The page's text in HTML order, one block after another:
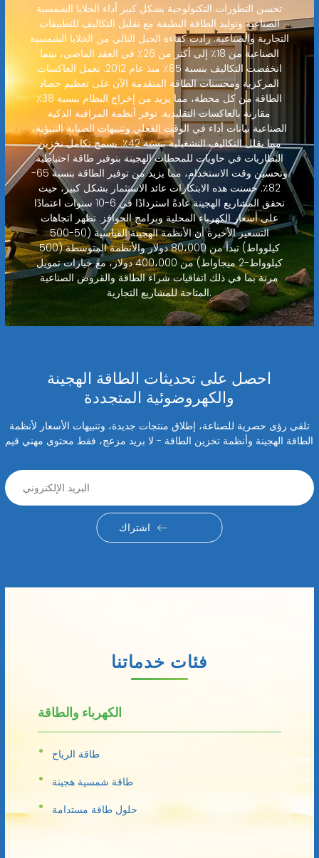
تحسن التطورات التكنولوجية بشكل كبير أداء الخلايا الشمسية
الصناعية وتوليد الطاقة النظيفة مع تقليل التكاليف للتطبيقات
التجارية والصناعية. زادت كفاءة الجيل التالي من الخلايا الشمسية
الصناعية من 18٪ إلى أكثر من 26٪ في العقد الماضي، بينما
انخفضت التكاليف بنسبة 85٪ منذ عام 2012. تعمل العاكسات
المركزية ومحسنات الطاقة المتقدمة الآن على تعظيم حصاد
الطاقة من كل محطة، مما يزيد من إخراج النظام بنسبة 38٪
مقارنة بالعاكسات التقليدية. توفر أنظمة المراقبة الذكية
الصناعية بيانات أداء في الوقت الفعلي وتنبيهات الصيانة التنبؤية،
مما يقلل التكاليف التشغيلية بنسبة 42٪. يسمح تكامل تخزين
البطاريات في حاويات للمحطات الهجينة بتوفير طاقة احتياطية
وتحسين وقت الاستخدام، مما يزيد من توفير الطاقة بنسبة 65-
82٪. حسنت هذه الابتكارات عائد الاستثمار بشكل كبير، حيث
تحقق المشاريع الهجينة عادةً استردادًا في 6-10 سنوات اعتمادًا
على أسعار الكهرباء المحلية وبرامج الحوافز. تظهر اتجاهات
التسعير الأخيرة أن الأنظمة الهجينة القياسية (50-500
كيلوواط) تبدأ من 80،000 دولار والأنظمة المتوسطة (500
كيلوواط-2 ميجاواط) من 400،000 دولار، مع خيارات تمويل
مرنة بما في ذلك اتفاقيات شراء الطاقة والقروض الصناعية
المتاحة للمشاريع التجارية.
احصل على تحديثات الطاقة الهجينة
والكهروضوئية المتجددة
تلقى رؤى حصرية للصناعة، إطلاق منتجات جديدة، وتنبيهات الأسعار لأنظمة
الطاقة الهجينة وأنظمة تخزين الطاقة - لا بريد مزعج، فقط محتوى مهني قيم
اشتراك
فئات خدماتنا
الكهرباء والطاقة
طاقة الرياح
طاقة شمسية هجينة
حلول طاقة مستدامة